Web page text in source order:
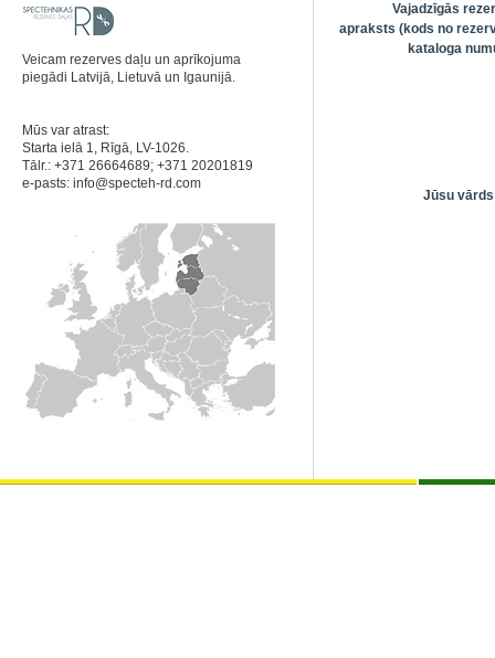
Veicam rezerves daļu un aprīkojuma
piegādi Latvijā, Lietuvā un Igaunijā.
Mūs var atrast:
Starta ielā 1, Rīgā, LV-1026.
Tālr.: +371 26664689; +371 20201819
e-pasts: info@specteh-rd.com
Vajadzīgās
apraksts (kods no
kataloga
Jūsu